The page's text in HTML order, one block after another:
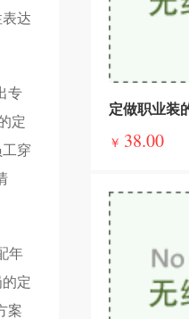
达
专
定
穿
年
定
案
￥ 38.00